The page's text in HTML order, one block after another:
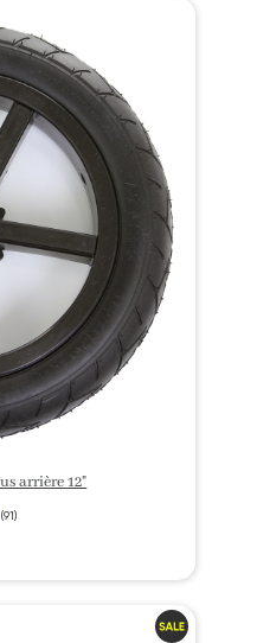
arrière 12"
(91)